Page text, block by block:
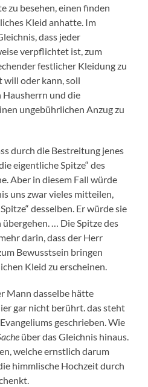
zu besehen, einen finden
Kleid anhatte. Im
dass jeder
verpflichtet ist, zum
festlicher Kleidung zu
will oder kann, soll
Hausherrn und die
ungebührlichen Anzug zu
durch die Bestreitung jenes
eigentliche Spitze“ des
Aber in diesem Fall würde
uns zwar vieles mitteilen,
desselben. Er würde sie
… Die Spitze des
darin, dass der Herr
Bewusstsein bringen
Kleid zu erscheinen.
Mann dasselbe hätte
gar nicht berührt. das steht
geschrieben. Wie
über das Gleichnis hinaus.
welche ernstlich darum
himmlische Hochzeit durch